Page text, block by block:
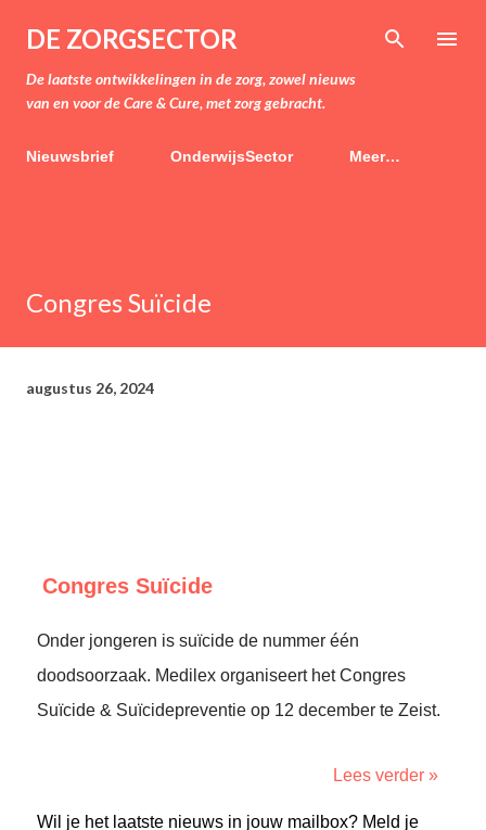
Doorgaan naar hoofdcontent
DE ZORGSECTOR
De laatste ontwikkelingen in de zorg, zowel nieuws
van en voor de Care & Cure, met zorg gebracht.
Nieuwsbrief OnderwijsSector Meer…
Congres Suïcide
augustus 26, 2024
Congres Suïcide
Onder jongeren is suïcide de nummer één
doodsoorzaak. Medilex organiseert het Congres
Suïcide & Suïcidepreventie op 12 december te Zeist.
Lees verder »
Wil je het laatste nieuws in jouw mailbox? Meld je